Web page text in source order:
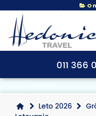
O
011 366
Leto 2026